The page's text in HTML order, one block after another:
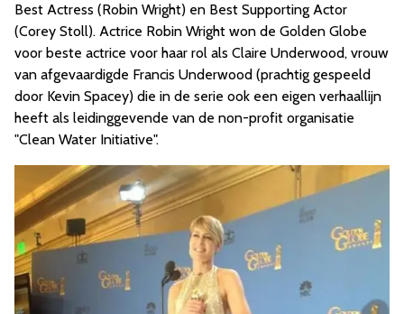
Best Actress (Robin Wright) en Best Supporting Actor
(Corey Stoll). Actrice Robin Wright won de Golden Globe
voor beste actrice voor haar rol als Claire Underwood, vrouw
van afgevaardigde Francis Underwood (prachtig gespeeld
door Kevin Spacey) die in de serie ook een eigen verhaallijn
heeft als leidinggevende van de non-profit organisatie
"Clean Water Initiative".